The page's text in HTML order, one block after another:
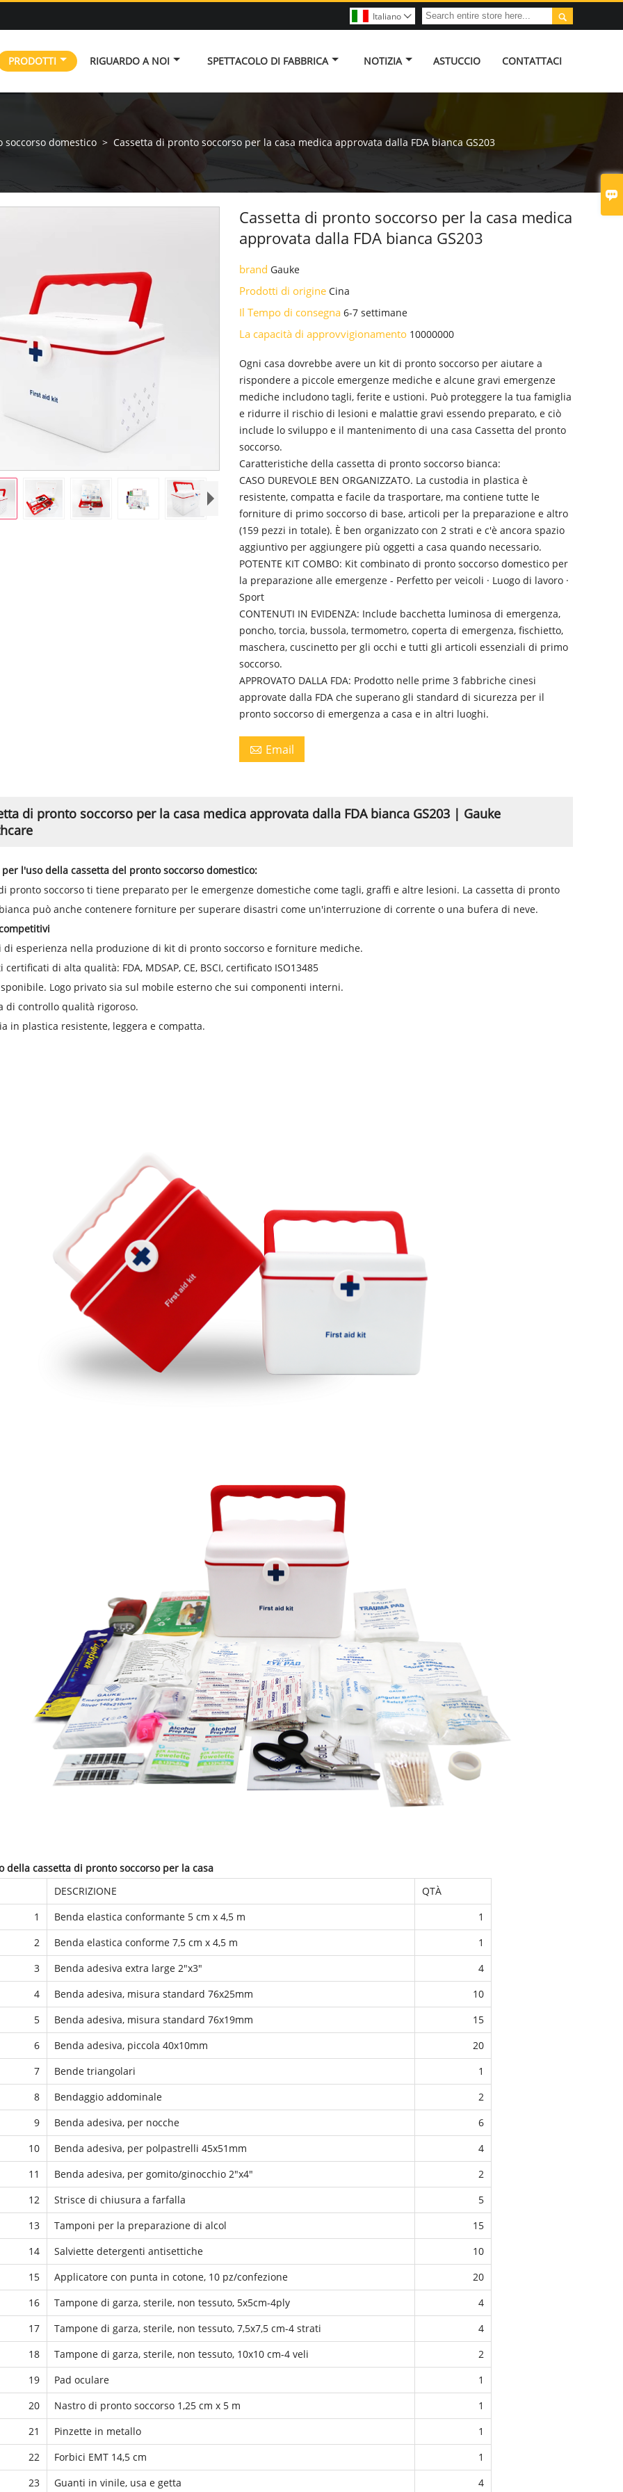


Italiano 
PRODOTTI RIGUARDO A NOI SPETTACOLO DI FABBRICA NOTIZIA ASTUCCIO CONTATTACI
soccorso domestico > Cassetta di pronto soccorso per la casa medica approvata dalla FDA bianca GS203
Cassetta di pronto soccorso per la casa medica
approvata dalla FDA bianca GS203
brandGauke
Prodotti di origineCina
Il Tempo di consegna6-7 settimane
La capacità di approvvigionamento 10000000
Ogni casa dovrebbe avere un kit di pronto soccorso per aiutare a
rispondere a piccole emergenze mediche e alcune gravi emergenze
mediche includono tagli, ferite e ustioni. Può proteggere la tua famiglia
e ridurre il rischio di lesioni e malattie gravi essendo preparato, e ciò
include lo sviluppo e il mantenimento di una casa Cassetta del pronto
soccorso.
Caratteristiche della cassetta di pronto soccorso bianca:
CASO DUREVOLE BEN ORGANIZZATO. La custodia in plastica è
resistente, compatta e facile da trasportare, ma contiene tutte le
forniture di primo soccorso di base, articoli per la preparazione e altro
(159 pezzi in totale). È ben organizzato con 2 strati e c'è ancora spazio
aggiuntivo per aggiungere più oggetti a casa quando necessario.
POTENTE KIT COMBO: Kit combinato di pronto soccorso domestico per
la preparazione alle emergenze - Perfetto per veicoli · Luogo di lavoro ·
Sport
CONTENUTI IN EVIDENZA: Include bacchetta luminosa di emergenza,
poncho, torcia, bussola, termometro, coperta di emergenza, fischietto,
maschera, cuscinetto per gli occhi e tutti gli articoli essenziali di primo
soccorso.
APPROVATO DALLA FDA: Prodotto nelle prime 3 fabbriche cinesi
approvate dalla FDA che superano gli standard di sicurezza per il
pronto soccorso di emergenza a casa e in altri luoghi.
 Email
di pronto soccorso per la casa medica approvata dalla FDA bianca GS203 | Gauke
l'uso della cassetta del pronto soccorso domestico:
pronto soccorso ti tiene preparato per le emergenze domestiche come tagli, graffi e altre lesioni. La cassetta di pronto
può anche contenere forniture per superare disastri come un'interruzione di corrente o una bufera di neve.
di esperienza nella produzione di kit di pronto soccorso e forniture mediche.
certificati di alta qualità: FDA, MDSAP, CE, BSCI, certificato ISO13485
Logo privato sia sul mobile esterno che sui componenti interni.
di controllo qualità rigoroso.
in plastica resistente, leggera e compatta.
della cassetta di pronto soccorso per la casa
DESCRIZIONE
QTÀ
1
Benda elastica conformante 5 cm x 4,5 m
1
2
Benda elastica conforme 7,5 cm x 4,5 m
1
3
Benda adesiva extra large 2"x3"
4
4
Benda adesiva, misura standard 76x25mm
10
5
Benda adesiva, misura standard 76x19mm
15
6
Benda adesiva, piccola 40x10mm
20
7
Bende triangolari
1
8
Bendaggio addominale
2
9
Benda adesiva, per nocche
6
10
Benda adesiva, per polpastrelli 45x51mm
4
11
Benda adesiva, per gomito/ginocchio 2"x4"
2
12
Strisce di chiusura a farfalla
5
13
Tamponi per la preparazione di alcol
15
14
Salviette detergenti antisettiche
10
15
Applicatore con punta in cotone, 10 pz/confezione
20
16
Tampone di garza, sterile, non tessuto, 5x5cm-4ply
4
17
Tampone di garza, sterile, non tessuto, 7,5x7,5 cm-4 strati
4
18
Tampone di garza, sterile, non tessuto, 10x10 cm-4 veli
2
19
Pad oculare
1
20
Nastro di pronto soccorso 1,25 cm x 5 m
1
21
Pinzette in metallo
1
22
Forbici EMT 14,5 cm
1
23
Guanti in vinile, usa e getta 4